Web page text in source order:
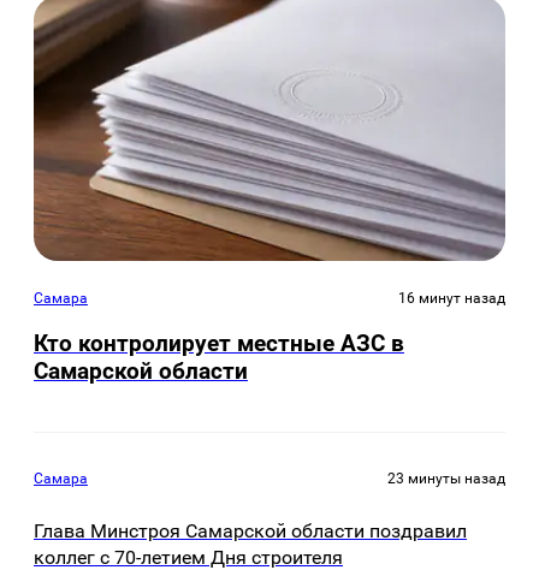
Самара 16 минут назад
Кто контролирует местные АЗС в
Самарской области
Самара 23 минуты назад
Глава Минстроя Самарской области поздравил
коллег с 70-летием Дня строителя